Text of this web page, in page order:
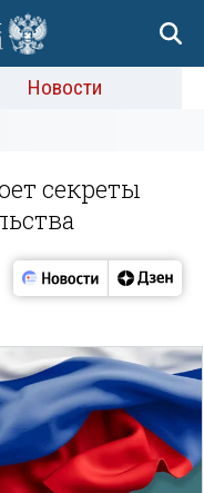
Новости
секреты